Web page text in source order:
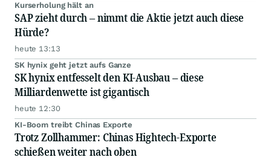
Kurserholung hält an
SAP zieht durch – nimmt die Aktie jetzt auch diese
Hürde?
heute 13:13
SK hynix geht jetzt aufs Ganze
SK hynix entfesselt den KI-Ausbau – diese
Milliardenwette ist gigantisch
heute 12:30
KI-Boom treibt Chinas Exporte
Trotz Zollhammer: Chinas Hightech-Exporte
schießen weiter nach oben